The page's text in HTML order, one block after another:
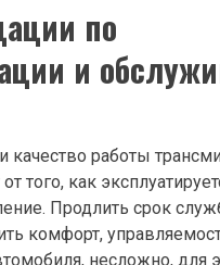
по
и
качество работы
того, как
Продлить срок
комфорт,
несложно, для